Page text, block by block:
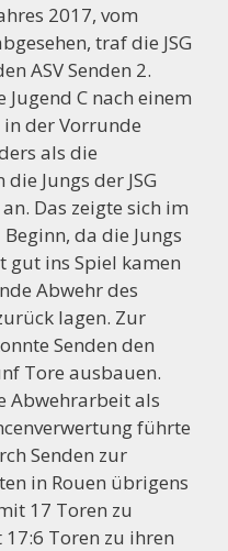
2017, vom
traf die JSG
ASV Senden 2.
C nach einem
der Vorrunde
als die
Jungs der JSG
Das zeigte sich im
da die Jungs
gut ins Spiel kamen
Abwehr des
lagen. Zur
Senden den
Tore ausbauen.
Abwehrarbeit als
führte
Senden zur
in Rouen übrigens
17 Toren zu
Toren zu ihren